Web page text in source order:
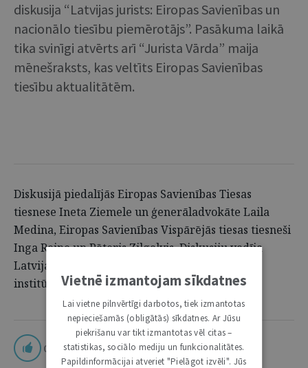
diskusija “Latvijas jurists: Eiropas Savienības un
nacionālo tiesību piemērotājs”. Pasākuma laikā
tika svinīgi atvērts arī “Jurista Vārda” maija
mēnešraksts, kas veltīts Eiropas Savienības
tiesību aktualitātēm.
Diskusijā piedalījās Eiropas Savienības Tiesas
tiesnese Ineta Ziemele un ģenerāladvokāte Laila
Medina, Eiropas Savienības Vispārējās tiesas tiesneši
Inga Reine un Pēteris Zilgalvis. Diskusiju vadīja
Latvijas pārstāve starptautiskajās cilvēktiesību
institūcijās Elīna Luīze Vītola.
0
Vietnē izmantojam sīkdatnes
Lai vietne pilnvērtīgi darbotos, tiek izmantotas
nepieciešamās (obligātās) sīkdatnes. Ar Jūsu
piekrišanu var tikt izmantotas vēl citas –
statistikas, sociālo mediju un funkcionalitātes.
Papildinformācijai atveriet "Pielāgot izvēli". Jūs